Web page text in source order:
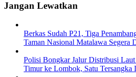
Jangan Lewatkan
Berkas Sudah P21, Tiga
Taman Nasional Matalawa Segera
Polisi Bongkar Jalur Distribusi Laut
Timur ke Lombok, Satu Tersangka